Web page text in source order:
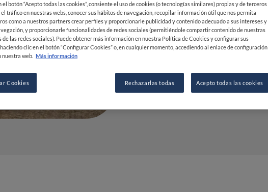
07 MAR 2022
PORFINE DINING LOVERS
el botón “Acepto todas las cookies”, consiente el uso de cookies (o tecnologías similares) propias y de terceros
tráfico en nuestras webs, conocer sus hábitos de navegación, recopilar información útil que nos permita
como a nuestros partners crear perfiles y proporcionarle publicidad y contenido adecuado a sus intereses y
y proporcionarle funcionalidades de redes sociales (permitiéndole compartir contenido de nuestras
de las redes sociales). Puede obtener más información en nuestra Política de Cookies y configurar sus
clic en el botón “Configurar Cookies” o, en cualquier momento, accediendo al enlace de configuración
nuestra web. Más información
Cookies Rechazarlas todas Acepto todas las cookies